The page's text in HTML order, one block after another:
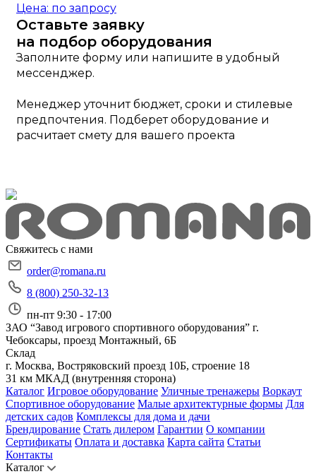
Цена: по запросу
Оставьте заявку
на подбор оборудования
Заполните форму или напишите в удобный
мессенджер.
Менеджер уточнит бюджет, сроки и стилевые
предпочтения. Подберет оборудование и
расчитает смету для вашего проекта
Свяжитесь с нами
order@romana.ru
8 (800) 250-32-13
пн-пт 9:30 - 17:00
ЗАО “Завод игрового спортивного оборудования” г.
Чебоксары, проезд Монтажный, 6Б
Склад
г. Москва, Востряковский проезд 10Б, строение 18
31 км МКАД (внутренняя сторона)
Каталог Игровое оборудование Уличные тренажеры Воркаут
Спортивное оборудование Малые архитектурные формы Для
детских садов Комплексы для дома и дачи
Брендирование Стать дилером Гарантии О компании
Сертификаты Оплата и доставка Карта сайта Статьи
Контакты
Каталог